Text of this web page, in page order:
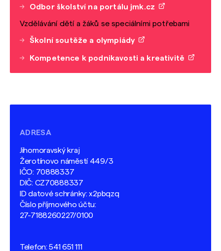
Odbor školství na portálu jmk.cz
Vzdělávání dětí a žáků se speciálními potřebami
Školní soutěže a olympiády
Kompetence k podnikavosti a kreativitě
ADRESA
Jihomoravský kraj
Žerotínovo náměstí 449/3
IČO: 70888337
DIČ: CZ70888337
ID datové schránky: x2pbqzq
Číslo příjmového účtu:
27-7188260227/0100
Telefon:541 651 111